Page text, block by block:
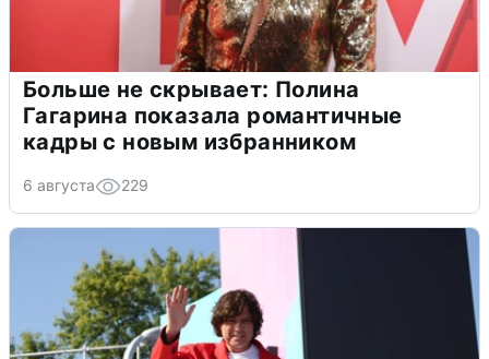
Больше не скрывает: Полина
Гагарина показала романтичные
кадры с новым избранником
6 августа 229